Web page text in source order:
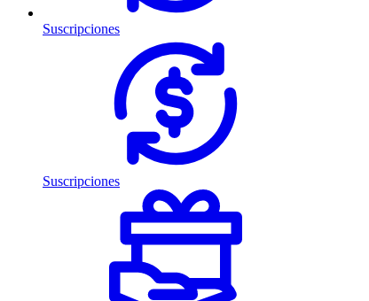
Suscripciones
Suscripciones